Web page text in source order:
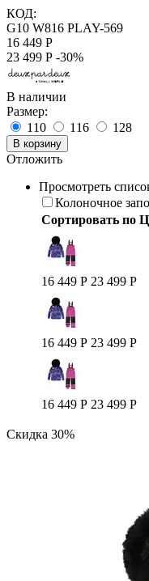
КОД:
G10 W816 PLAY-569
16 449 Р
23 499 Р -30%
В наличии
Размер:
110
116 128
В корзину
Отложить
Просмотреть
Колоночное
Сортировать по
16 449 Р 23 499 Р
16 449 Р 23 499 Р
16 449 Р 23 499 Р
Скидка 30%